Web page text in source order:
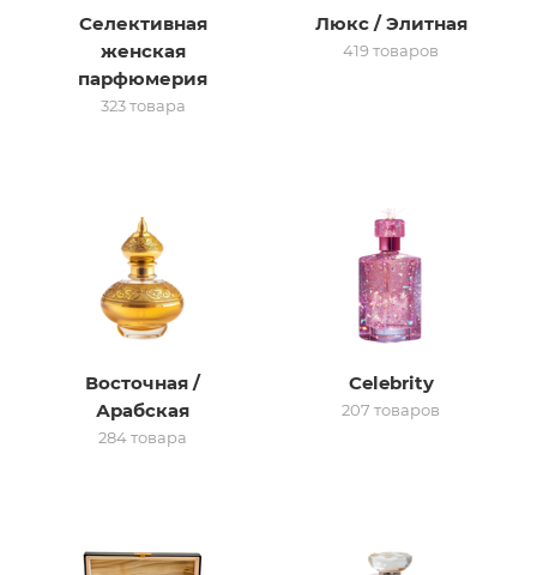
сертификат
Селективная
женская
парфюмерия
323 товара
Люкс / Элитная
419 товаров
Восточная /
Арабская
284 товара
Celebrity
207 товаров